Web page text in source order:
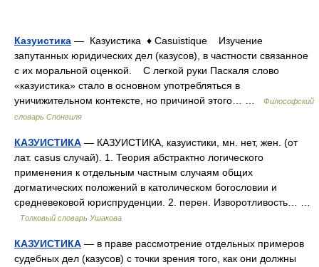
Казуистика — Казуистика ♦ Casuistique Изучение
запутанных юридических дел (казусов), в частности связанное
с их моральной оценкой. С легкой руки Паскаля слово
«казуистика» стало в основном употребляться в
уничижительном контексте, но причиной этого… …
Философский
словарь Спонвиля
КАЗУИСТИКА — КАЗУИСТИКА, казуистики, мн. нет, жен. (от
лат. casus случай). 1. Теория абстрактно логического
применения к отдельным частным случаям общих
догматических положений в католическом богословии и
средневековой юриспруденции. 2. перен. Изворотливость… …
Толковый словарь Ушакова
КАЗУИСТИКА — в праве рассмотрение отдельных примеров
судебных дел (казусов) с точки зрения того, как они должны